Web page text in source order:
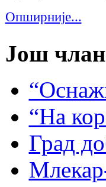
Опширније...
Још
“На
Град